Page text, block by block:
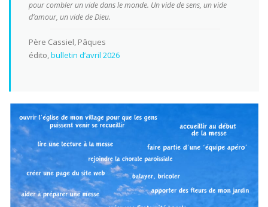
pour combler un vide dans le monde. Un vide de sens, un vide
d’amour, un vide de Dieu.
Père Cassiel, Pâques
édito,bulletin d’avril 2026